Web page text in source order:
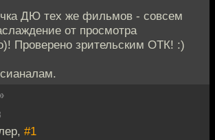
ДЮ тех же фильмов - совсем
от просмотра
Проверено зрительским ОТК! :)
#1